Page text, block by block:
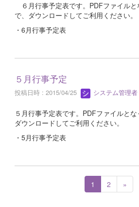
６月行事予定表です。PDFファイル
で、ダウンロードしてご利用ください。
・6月行事予定表
５月行事予定
投稿日時 : 2015/04/25 システム管理者
５月行事予定表です。PDFファイルとな
ダウンロードしてご利用ください。
・5月行事予定表
1 2 »